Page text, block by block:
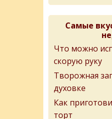
Самые
Что можно
скорую руку
Творожная
духовке
Как
торт